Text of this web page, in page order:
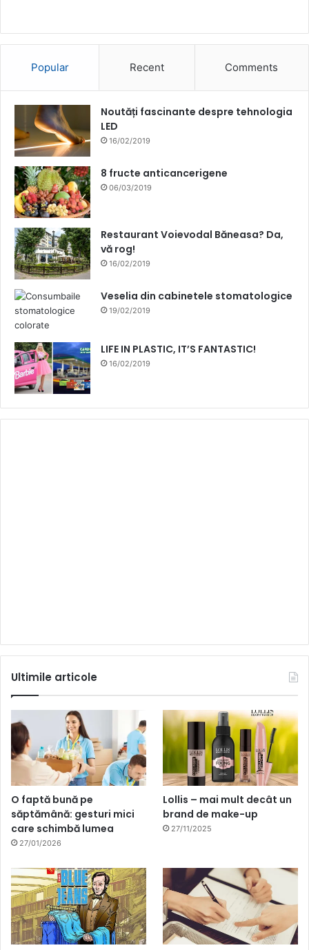
Popular Recent Comments
Noutăți fascinante despre tehnologia
LED
16/02/2019
8 fructe anticancerigene
06/03/2019
Restaurant Voievodal Băneasa? Da,
vă rog!
16/02/2019
Veselia din cabinetele stomatologice
19/02/2019
LIFE IN PLASTIC, IT’S FANTASTIC!
16/02/2019
Ultimile articole
O faptă bună pe
săptămână: gesturi mici
care schimbă lumea
27/01/2026
Lollis – mai mult decât un
brand de make-up
27/11/2025